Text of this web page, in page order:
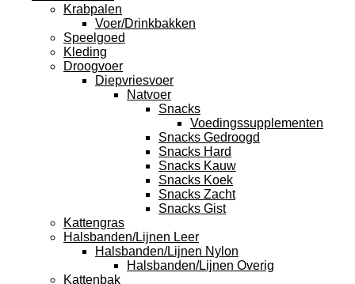
Krabpalen
Voer/Drinkbakken
Speelgoed
Kleding
Droogvoer
Diepvriesvoer
Natvoer
Snacks
Voedingssupplementen
Snacks Gedroogd
Snacks Hard
Snacks Kauw
Snacks Koek
Snacks Zacht
Snacks Gist
Kattengras
Halsbanden/Lijnen Leer
Halsbanden/Lijnen Nylon
Halsbanden/Lijnen Overig
Kattenbak